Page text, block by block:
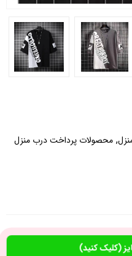
, محصولات پرداخت درب منزل
(کلیک کنید)